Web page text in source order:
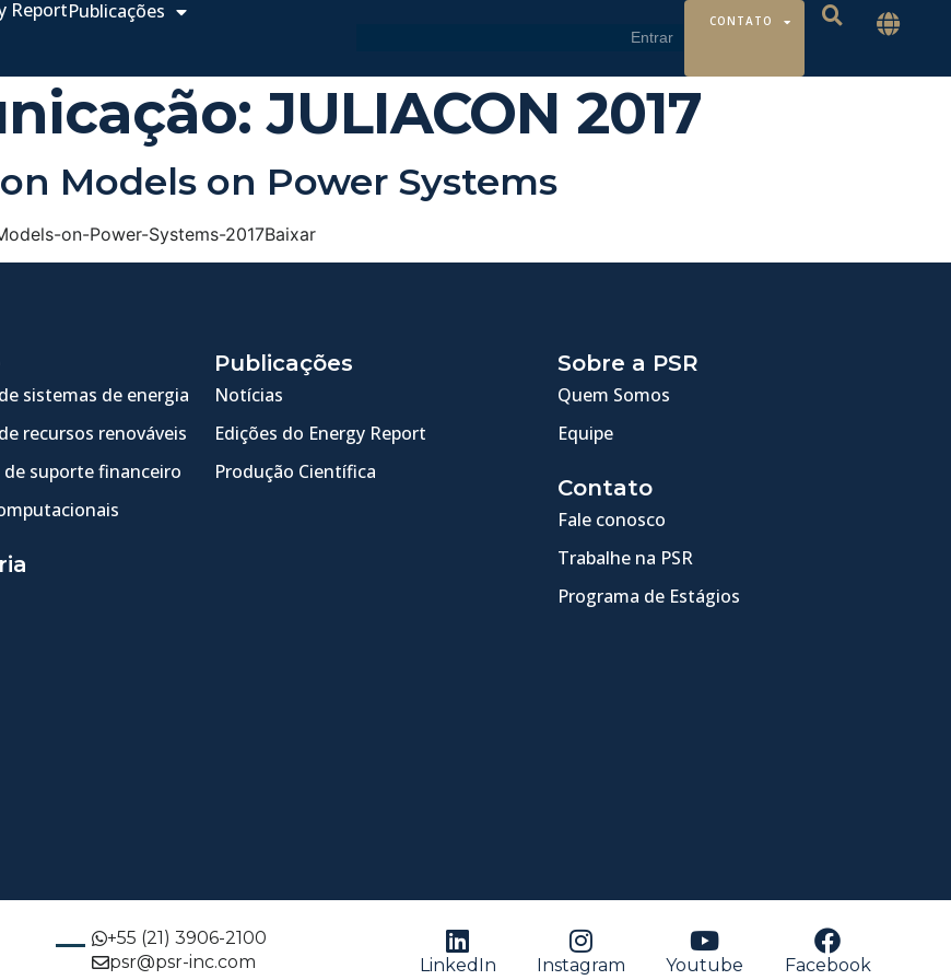
ReportPublicações CONTATO
JULIACON 2017
Models on Power Systems
on-Power-Systems-2017Baixar
sistemas de energia
recursos renováveis
de suporte financeiro
Publicações
Notícias
Edições do Energy Report
Produção Científica
Sobre a PSR
Quem Somos
Equipe
Contato
Fale conosco
Trabalhe na PSR
Programa de Estágios
+55 (21) 3906-2100
psr@psr-inc.com
LinkedIn Instagram Youtube Facebook